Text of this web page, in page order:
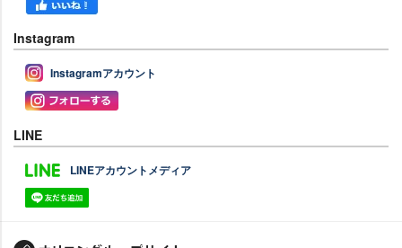
Instagram
Instagramアカウント
LINE
LINEアカウントメディア